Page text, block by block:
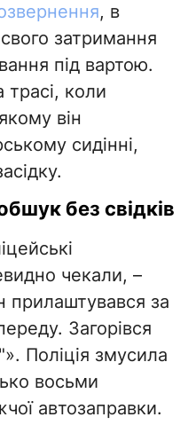
, в
затримання
під вартою.
трасі, коли
він
сидінні,
без свідків
чекали, –
прилаштувався за
Загорівся
Поліція змусила
восьми
автозаправки.